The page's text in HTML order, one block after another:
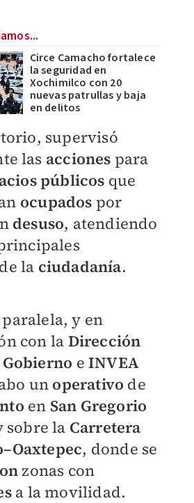
Circe Camacho fortalece
la seguridad en
Xochimilco con 20
nuevas patrullas y baja
en delitos
supervisó
las acciones para
públicos que
ocupados por
desuso, atendiendo
de la ciudadanía.
y en
con la Dirección
e INVEA
un operativo de
en San Gregorio
sobre la Carretera
, donde se
zonas con
a la movilidad.